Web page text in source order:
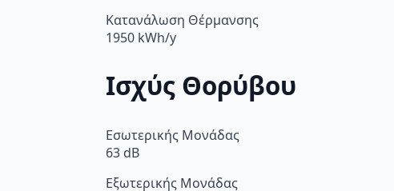
Κατανάλωση Θέρμανσης
1950 kWh/y
Ισχύς Θορύβου
Εσωτερικής Μονάδας
63 dB
Εξωτερικής Μονάδας